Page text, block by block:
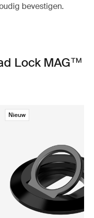
bevestigen.
Lock MAG™
Nieuw